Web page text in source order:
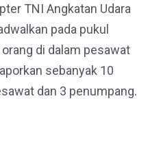
TNI Angkatan Udara
pada pukul
di dalam pesawat
sebanyak 10
dan 3 penumpang.